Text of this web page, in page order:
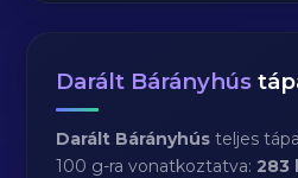
Darált Bárányhús
Darált Bárányhús teljes
100 g-ra vonatkoztatva:283